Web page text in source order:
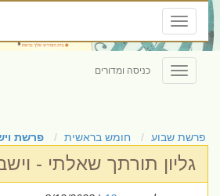
Toggle
navigation
Toggle
navigation
כניסה ומדורים
פרשת שבוע חומש בראשית פרשת וישב
גליון תורתך שאלתי - וישב